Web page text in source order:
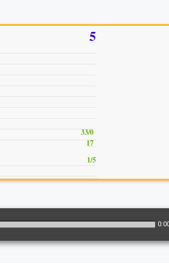
5
33/0
17
1/5